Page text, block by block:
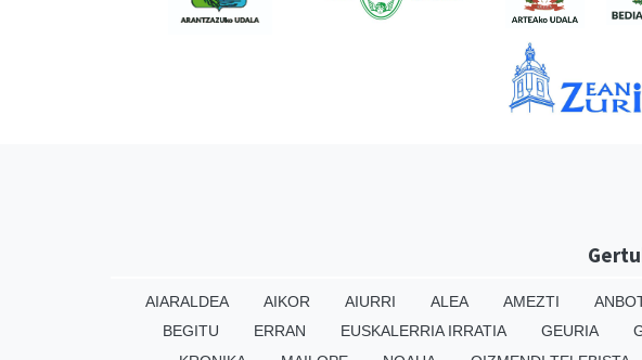
AIARALDEA AIKOR AIURRI ALEA AMEZTI
BEGITU
ERRAN EUSKALERRIA IRRATIA GEURIA